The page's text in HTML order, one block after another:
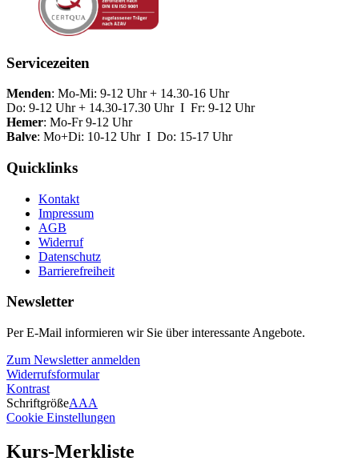
Servicezeiten
Menden: Mo-Mi: 9-12 Uhr + 14.30-16 Uhr
Do: 9-12 Uhr + 14.30-17.30 Uhr I Fr: 9-12 Uhr
Hemer: Mo-Fr 9-12 Uhr
Balve: Mo+Di: 10-12 Uhr I Do: 15-17 Uhr
Quicklinks
Kontakt
Impressum
AGB
Widerruf
Datenschutz
Barrierefreiheit
Newsletter
Per E-Mail informieren wir Sie über interessante Angebote.
Zum Newsletter anmelden
Widerrufsformular
Kontrast
SchriftgrößeAAA
Cookie Einstellungen
Kurs-Merkliste